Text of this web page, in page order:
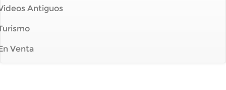
Antiguos
Venta